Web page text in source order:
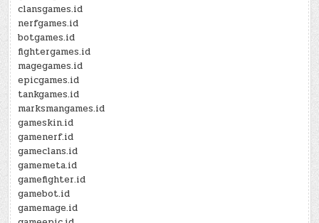
clansgames.id
nerfgames.id
botgames.id
fightergames.id
magegames.id
epicgames.id
tankgames.id
marksmangames.id
gameskin.id
gamenerf.id
gameclans.id
gamemeta.id
gamefighter.id
gamebot.id
gamemage.id